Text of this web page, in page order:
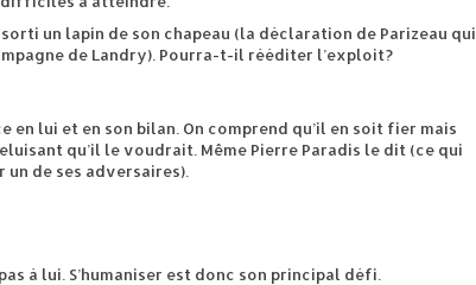
un lapin de son chapeau (la déclaration de Parizeau qui
de Landry). Pourra-t-il rééditer l’exploit?
en lui et en son bilan. On comprend qu’il en soit fier mais
qu’il le voudrait. Même Pierre Paradis le dit (ce qui
un de ses adversaires).
à lui. S’humaniser est donc son principal défi.